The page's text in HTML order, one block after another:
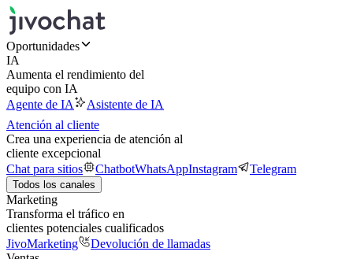
Oportunidades
IA
Aumenta el rendimiento del
equipo con IA
Agente de IA
Asistente de IA
Atención al cliente
Crea una experiencia de atención al
cliente excepcional
Chat para sitios
ChatbotWhatsAppInstagram Telegram
Todos los canales
Marketing
Transforma el tráfico en
clientes potenciales cualificados
JivoMarketing
Devolución de llamadas